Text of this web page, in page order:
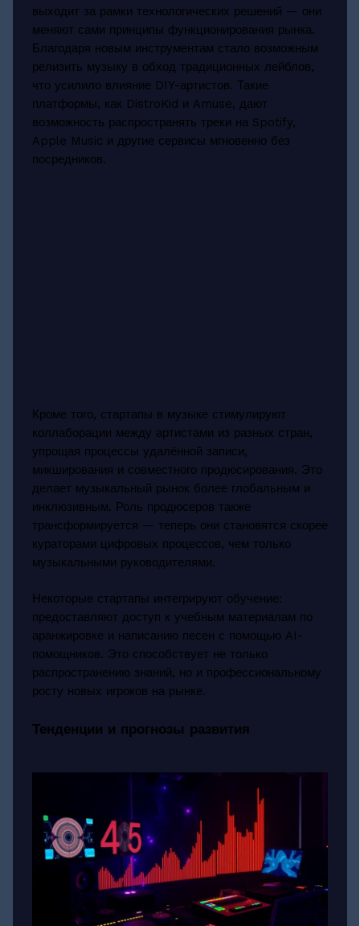
выходит за рамки технологических решений — они
меняют сами принципы функционирования рынка.
Благодаря новым инструментам стало возможным
релизить музыку в обход традиционных лейблов,
что усилило влияние DIY-артистов. Такие
платформы, как DistroKid и Amuse, дают
возможность распространять треки на Spotify,
Apple Music и другие сервисы мгновенно без
посредников.
Кроме того, стартапы в музыке стимулируют
коллаборации между артистами из разных стран,
упрощая процессы удалённой записи,
микширования и совместного продюсирования. Это
делает музыкальный рынок более глобальным и
инклюзивным. Роль продюсеров также
трансформируется — теперь они становятся скорее
кураторами цифровых процессов, чем только
музыкальными руководителями.
Некоторые стартапы интегрируют обучение:
предоставляют доступ к учебным материалам по
аранжировке и написанию песен с помощью AI-
помощников. Это способствует не только
распространению знаний, но и профессиональному
росту новых игроков на рынке.
Тенденции и прогнозы развития